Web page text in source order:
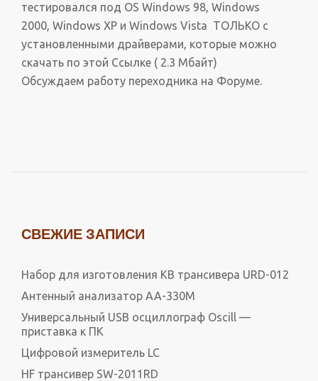
тестировался под OS Windows 98, Windows
2000, Windows XP и Windows Vista ТОЛЬКО с
установленными драйверами, которые можно
скачать по этой Ссылке ( 2.3 Мбайт)
Обсуждаем работу переходника на Форуме.
СВЕЖИЕ ЗАПИСИ
Набор для изготовления КВ трансивера URD-012
Антенный анализатор АА-330М
Универсальный USB осциллограф Oscill —
приставка к ПК
Цифровой измеритель LC
HF трансивер SW-2011RD